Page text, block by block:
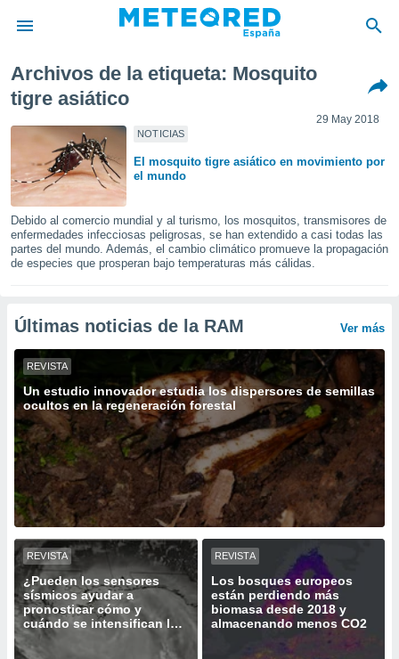
de
por
la
que se
calidad.
a este
las
digital
basada
permite
seguir
contenido
coste.
botón
a la
la
todas
ya sean
nuestros
ACEPTAR
CONTINUAR
CONFIGURACIÓN
Archivos de la etiqueta: Mosquito
tigre asiático
NOTICIAS
29 May 2018
El mosquito tigre asiático en movimiento por
el mundo
Debido al comercio mundial y al turismo, los mosquitos, transmisores de
enfermedades infecciosas peligrosas, se han extendido a casi todas las
partes del mundo. Además, el cambio climático promueve la propagación
de especies que prosperan bajo temperaturas más cálidas.
Últimas noticias de la RAM Ver más
REVISTA
Un estudio innovador estudia los dispersores de semillas
ocultos en la regeneración forestal
REVISTA
¿Pueden los sensores
sísmicos ayudar a
pronosticar cómo y
cuándo se intensifican los
huracanes?
REVISTA
Los bosques europeos
están perdiendo más
biomasa desde 2018 y
almacenando menos CO2